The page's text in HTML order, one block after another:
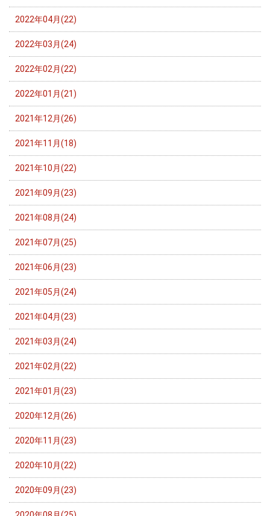
2022年04月(22)
2022年03月(24)
2022年02月(22)
2022年01月(21)
2021年12月(26)
2021年11月(18)
2021年10月(22)
2021年09月(23)
2021年08月(24)
2021年07月(25)
2021年06月(23)
2021年05月(24)
2021年04月(23)
2021年03月(24)
2021年02月(22)
2021年01月(23)
2020年12月(26)
2020年11月(23)
2020年10月(22)
2020年09月(23)